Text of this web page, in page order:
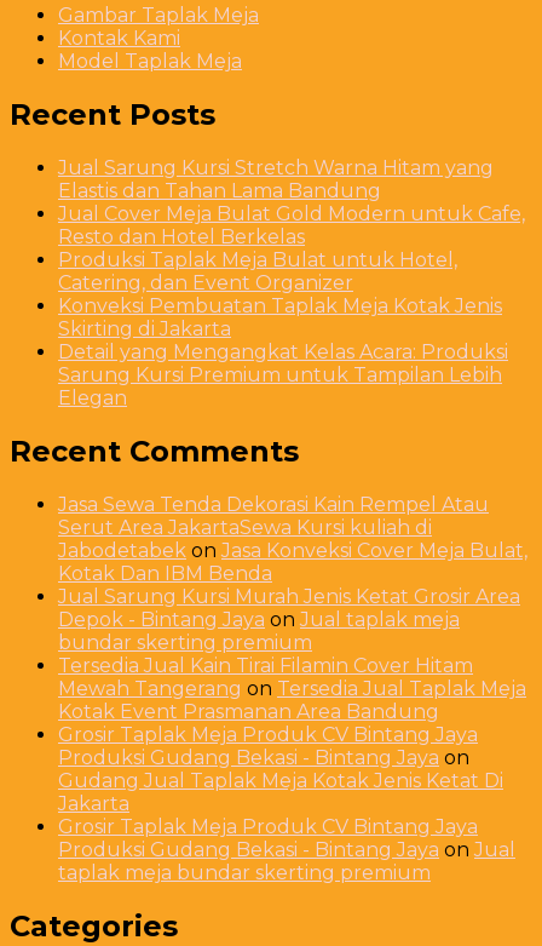
Gambar Taplak Meja
Kontak Kami
Model Taplak Meja
Recent Posts
Jual Sarung Kursi Stretch Warna Hitam yang
Elastis dan Tahan Lama Bandung
Jual Cover Meja Bulat Gold Modern untuk Cafe,
Resto dan Hotel Berkelas
Produksi Taplak Meja Bulat untuk Hotel,
Catering, dan Event Organizer
Konveksi Pembuatan Taplak Meja Kotak Jenis
Skirting di Jakarta
Detail yang Mengangkat Kelas Acara: Produksi
Sarung Kursi Premium untuk Tampilan Lebih
Elegan
Recent Comments
Jasa Sewa Tenda Dekorasi Kain Rempel Atau
Serut Area JakartaSewa Kursi kuliah di
Jabodetabek onJasa Konveksi Cover Meja Bulat,
Kotak Dan IBM Benda
Jual Sarung Kursi Murah Jenis Ketat Grosir Area
Depok - Bintang Jaya onJual taplak meja
bundar skerting premium
Tersedia Jual Kain Tirai Filamin Cover Hitam
Mewah Tangerang on Tersedia Jual Taplak Meja
Kotak Event Prasmanan Area Bandung
Grosir Taplak Meja Produk CV Bintang Jaya
Produksi Gudang Bekasi - Bintang Jaya on
Gudang Jual Taplak Meja Kotak Jenis Ketat Di
Jakarta
Grosir Taplak Meja Produk CV Bintang Jaya
Produksi Gudang Bekasi - Bintang Jaya onJual
taplak meja bundar skerting premium
Categories